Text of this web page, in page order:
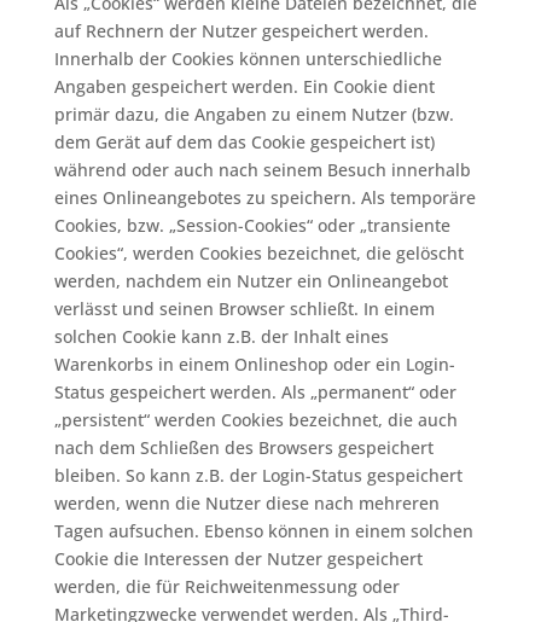
auf Rechnern der Nutzer gespeichert werden.
Innerhalb der Cookies können unterschiedliche
Angaben gespeichert werden. Ein Cookie dient
primär dazu, die Angaben zu einem Nutzer (bzw.
dem Gerät auf dem das Cookie gespeichert ist)
während oder auch nach seinem Besuch innerhalb
eines Onlineangebotes zu speichern. Als temporäre
Cookies, bzw. „Session-Cookies“ oder „transiente
Cookies“, werden Cookies bezeichnet, die gelöscht
werden, nachdem ein Nutzer ein Onlineangebot
verlässt und seinen Browser schließt. In einem
solchen Cookie kann z.B. der Inhalt eines
Warenkorbs in einem Onlineshop oder ein Login-
Status gespeichert werden. Als „permanent“ oder
„persistent“ werden Cookies bezeichnet, die auch
nach dem Schließen des Browsers gespeichert
bleiben. So kann z.B. der Login-Status gespeichert
werden, wenn die Nutzer diese nach mehreren
Tagen aufsuchen. Ebenso können in einem solchen
Cookie die Interessen der Nutzer gespeichert
werden, die für Reichweitenmessung oder
Marketingzwecke verwendet werden. Als „Third-